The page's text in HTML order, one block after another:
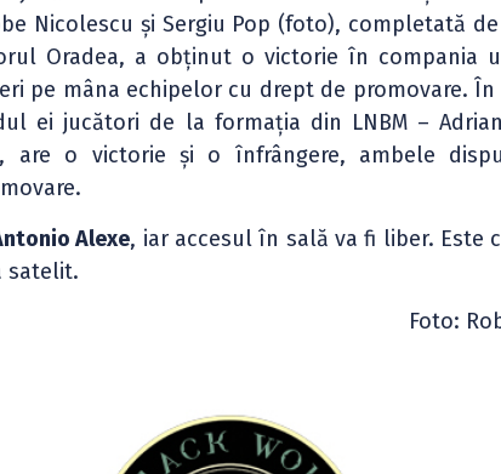
Nicolescu și Sergiu Pop (foto), completată
Oradea, a obținut o victorie în compania
pe mâna echipelor cu drept de promovare. În
ei jucători de la formația din LNBM –
are o victorie și o înfrângere, ambele
Alexe, iar accesul în sală va fi liber. Este
satelit.
Foto: